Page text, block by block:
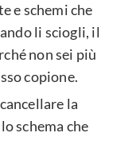
e schemi che
li sciogli, il
non sei più
copione.
la
schema che